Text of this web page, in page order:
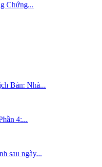
Chứng...
Bản: Nhà...
4:...
sau ngày...